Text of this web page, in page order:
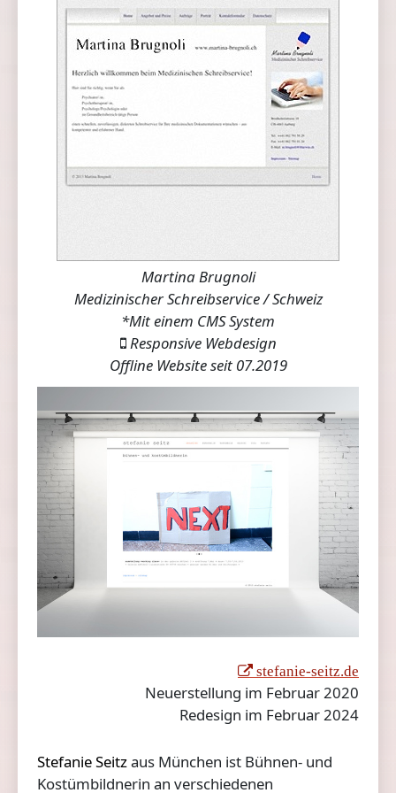
Martina Brugnoli
Medizinischer Schreibservice / Schweiz
*Mit einem CMS System
Responsive Webdesign
Offline Website seit 07.2019
stefanie-seitz.de
Neuerstellung im Februar 2020
Redesign im Februar 2024
Stefanie Seitzaus München ist Bühnen- und
Kostümbildnerin an verschiedenen